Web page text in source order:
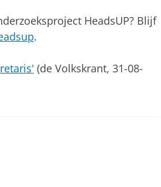
HeadsUP? Blijf
.
(de Volkskrant, 31-08-